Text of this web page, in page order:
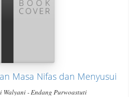
Masa Nifas dan Menyusui
Walyani - Endang Purwoastuti